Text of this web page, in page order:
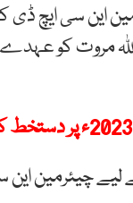
سی ایچ ڈی
مروت کو